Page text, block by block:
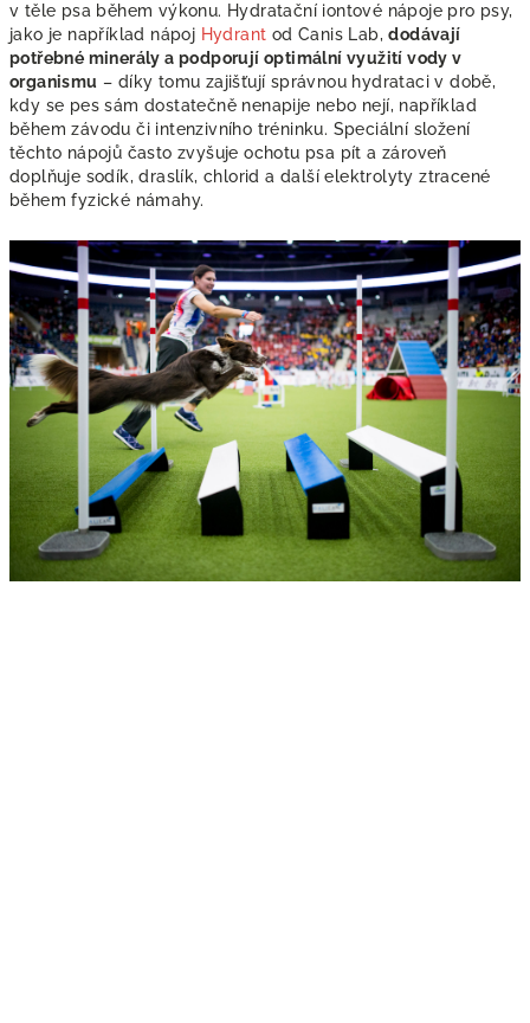
v těle psa během výkonu. Hydratační iontové nápoje pro psy,
jako je například nápoj Hydrant od Canis Lab,dodávají
potřebné minerály a podporují optimální využití vody v
organismu – díky tomu zajišťují správnou hydrataci v době,
kdy se pes sám dostatečně nenapije nebo nejí, například
během závodu či intenzivního tréninku. Speciální složení
těchto nápojů často zvyšuje ochotu psa pít a zároveň
doplňuje sodík, draslík, chlorid a další elektrolyty ztracené
během fyzické námahy.